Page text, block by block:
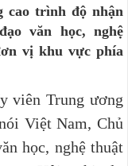
cao trình độ nhận
văn học, nghệ
vị khu vực phía
Trung ương
Việt Nam, Chủ
học, nghệ thuật